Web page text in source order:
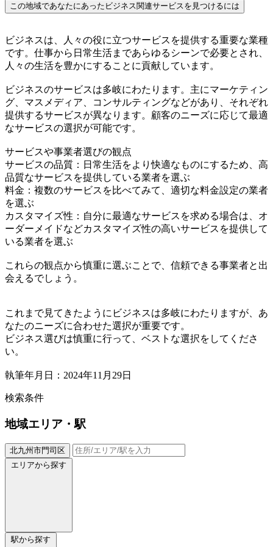
この地域であなたにあったビジネス関連サービスを見つけるには
ビジネスは、人々の役に立つサービスを提供する重要な業種
です。仕事から日常生活まであらゆるシーンで必要とされ、
人々の生活を豊かにすることに貢献しています。
ビジネスのサービスは多岐にわたります。主にマーケティン
グ、マスメディア、コンサルティングなどがあり、それぞれ
提供するサービスが異なります。顧客のニーズに応じて最適
なサービスの選択が可能です。
サービスや事業者選びの観点
サービスの品質：日常生活をより快適なものにするため、高
品質なサービスを提供している業者を選ぶ
料金：複数のサービスを比べてみて、適切な料金設定の業者
を選ぶ
カスタマイズ性：自分に最適なサービスを求める場合は、オ
ーダーメイドなどカスタマイズ性の高いサービスを提供して
いる業者を選ぶ
これらの観点から慎重に選ぶことで、信頼できる事業者と出
会えるでしょう。
これまで見てきたようにビジネスは多岐にわたりますが、あ
なたのニーズに合わせた選択が重要です。
ビジネス選びは慎重に行って、ベストな選択をしてくださ
い。
執筆年月日：2024年11月29日
検索条件
地域エリア・駅
北九州市門司区
エリアから探す
駅から探す